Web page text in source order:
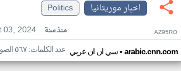
اخبار موريتانيا
Politics
03, 2024
منذ سنة AZ95RO
سي ان ان عربي• arabic.cnn.com عدد الكلمات: ٥٦٧ الصور: ٦